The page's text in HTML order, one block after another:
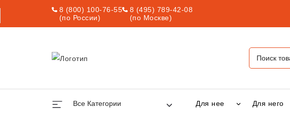
8 (800) 100-76-55
(по России)
8 (495) 789-42-08
(по Москве)
Все Категории Для нее Для него